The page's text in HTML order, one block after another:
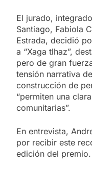
El jurado,
Santiago, Fabiola
Estrada, decidió
a “Xaga tlhaz”,
pero de gran
tensión narrativa
construcción de
“permiten una
comunitarias”.
En entrevista,
por recibir este
edición del premio.